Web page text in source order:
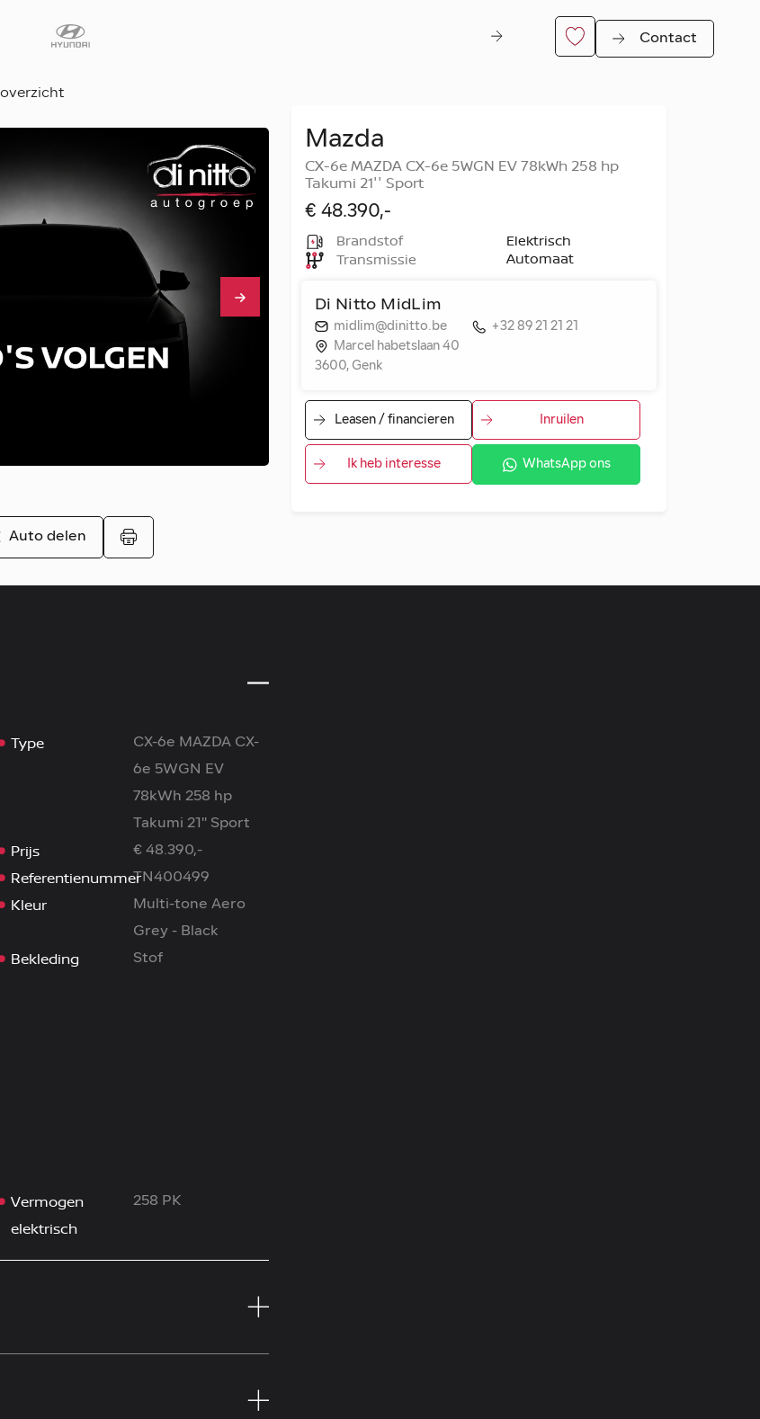
Contact
Diensten
Faq
Fleet
Autoverhuur
Werkplaats
Carrosseriecenter
Contact
Auto delen
Type
CX-6e MAZDA CX-
6e 5WGN EV
78kWh 258 hp
Takumi 21'' Sport
Prijs € 48.390,-
ReferentienummerTN400499
Kleur
Multi-tone Aero
Grey - Black
Bekleding Stof
Vermogen
elektrisch
258 PK
Mazda
CX-6e MAZDA CX-6e 5WGN EV 78kWh 258 hp
Takumi 21'' Sport
€ 48.390,-
Brandstof
Elektrisch
Transmissie
Automaat
Di Nitto MidLim
midlim@dinitto.be
+32 89 21 21 21
Marcel habetslaan 40
3600, Genk
Leasen / financieren Inruilen
Ik heb interesse WhatsApp ons